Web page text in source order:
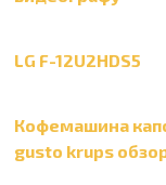
LG F-12U2HDS5
Кофемашина
gusto krups